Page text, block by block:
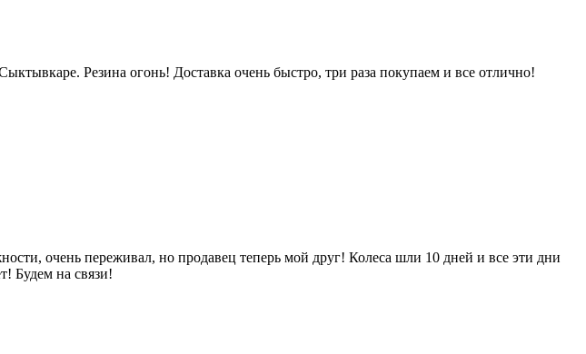
Резина огонь! Доставка очень быстро, три раза покупаем и все отлично!
очень переживал, но продавец теперь мой друг! Колеса шли 10 дней и все эти дни
Будем на связи!